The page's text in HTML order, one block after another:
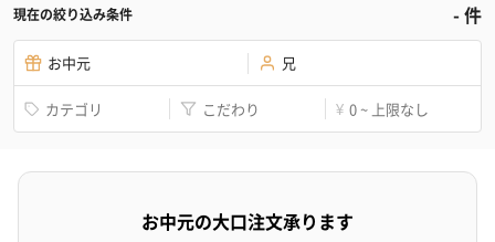
現在の絞り込み条件 -件
お中元 兄
カテゴリ こだわり ¥ 0 ~ 上限なし
お中元の大口注文承ります